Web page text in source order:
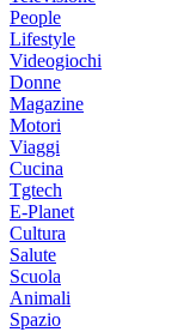
People
Lifestyle
Videogiochi
Donne
Magazine
Motori
Viaggi
Cucina
Tgtech
E-Planet
Cultura
Salute
Scuola
Animali
Spazio